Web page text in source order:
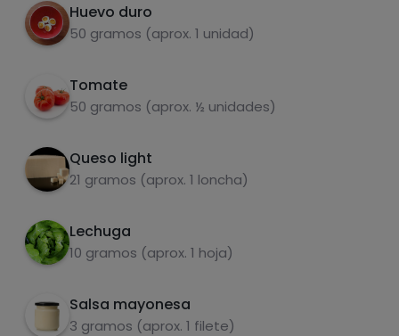
Huevo duro
50 gramos (aprox. 1 unidad)
Tomate
50 gramos (aprox. ½ unidades)
Queso light
21 gramos (aprox. 1 loncha)
Lechuga
10 gramos (aprox. 1 hoja)
Salsa mayonesa
3 gramos (aprox. 1 filete)
Azúcares
Grasas